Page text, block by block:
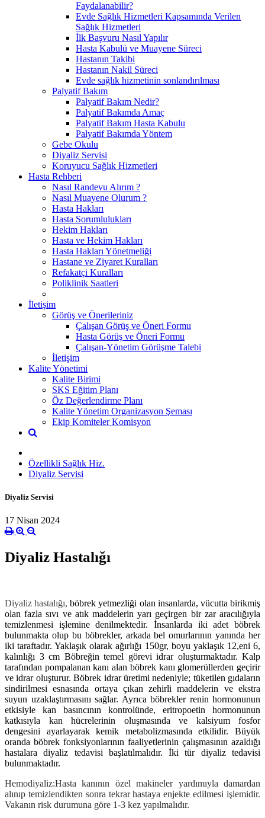
Faydalanabilir?
Evde Sağlık Hizmetleri Kapsamında Verilen
Sağlık Hizmetleri
İlk Başvuru Nasıl Yapılır
Hasta Kabulü ve Muayene Süreci
Hastanın Takibi
Hastanın Nakil Süreci
Evde sağlık hizmetinin sonlandırılması
Palyatif Bakım
Palyatif Bakım Nedir?
Palyatif Bakımda Amaç
Palyatif Bakım Hasta Kabulu
Palyatif Bakımda Yöntem
Gebe Okulu
Diyaliz Servisi
Koruyucu Sağlık Hizmetleri
Hasta Rehberi
Nasıl Randevu Alırım ?
Nasıl Muayene Olurum ?
Hasta Hakları
Hasta Sorumlulukları
Hekim Hakları
Hasta ve Hekim Hakları
Hasta Hakları Yönetmeliği
Hastane ve Ziyaret Kuralları
Refakatçi Kuralları
Poliklinik Saatleri
İletişim
Görüş ve Önerileriniz
Çalışan Görüş ve Öneri Formu
Hasta Görüş ve Öneri Formu
Çalışan-Yönetim Görüşme Talebi
İletişim
Kalite Yönetimi
Kalite Birimi
SKS Eğitim Planı
Öz Değerlendirme Planı
Kalite Yönetim Organizasyon Şeması
Ekip Komiteler Komisyon
Özellikli Sağlık Hiz.
Diyaliz Servisi
Diyaliz Servisi
17 Nisan 2024
Diyaliz Hastalığı
Diyaliz hastalığı,böbrek yetmezliği olan insanlarda, vücutta birikmiş
olan fazla sıvı ve atık maddelerin yarı geçirgen bir zar aracılığıyla
temizlenmesi işlemine denilmektedir. İnsanlarda iki adet böbrek
bulunmakta olup bu böbrekler, arkada bel omurlarının yanında her
iki taraftadır. Yaklaşık olarak ağırlığı 150gr, boyu yaklaşık 12,eni 6,
kalınlığı 3 cm Böbreğin temel görevi idrar oluşturmaktadır. Kalp
tarafından pompalanan kanı alan böbrek kanı glomerüllerden geçirir
ve idrar oluşturur. Böbrek idrar üretimi nedeniyle; tüketilen gıdaların
sindirilmesi esnasında ortaya çıkan zehirli maddelerin ve ekstra
suyun uzaklaştırmasını sağlar. Ayrıca böbrekler renin hormonunun
etkisiyle kan basıncının kontrolünde, eritropoetin hormonunun
katkısıyla kan hücrelerinin oluşmasında ve kalsiyum fosfor
dengesini ayarlayarak kemik metabolizmasında etkilidir. Büyük
oranda böbrek fonksiyonlarının faaliyetlerinin çalışmasının azaldığı
hastalara diyaliz tedavisi başlatılmalıdır. İki tür diyaliz tedavisi
bulunmaktadır.
Hemodiyaliz:Hasta kanının özel makineler yardımıyla damardan
alınıp temizlendikten sonra tekrar hastaya enjekte edilmesi işlemidir.
Vakanın risk durumuna göre 1-3 kez yapılmalıdır.